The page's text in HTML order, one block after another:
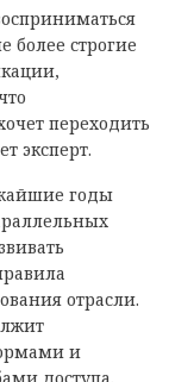
строгие
переходить
эксперт.
годы
отрасли.
и